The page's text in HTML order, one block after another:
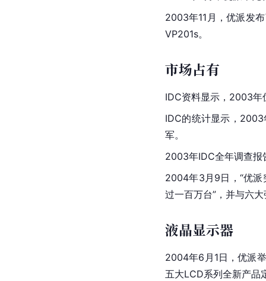
2003年11月，优派发
VP201s。
市场占有
IDC资料显示，2003年
IDC的统计显示，
军。
2003年IDC全年调查报
2004年3月9日，“优派
过一百万台”，并与六
液晶显示器
2004年6月1日，优派
五大LCD系列全新产品